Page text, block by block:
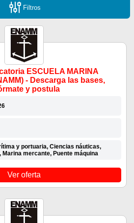
Filtros
ESCUELA MARINA
- Descarga las bases,
y postula
y portuaria, Ciencias náuticas,
Marina mercante, Puente máquina
Ver oferta